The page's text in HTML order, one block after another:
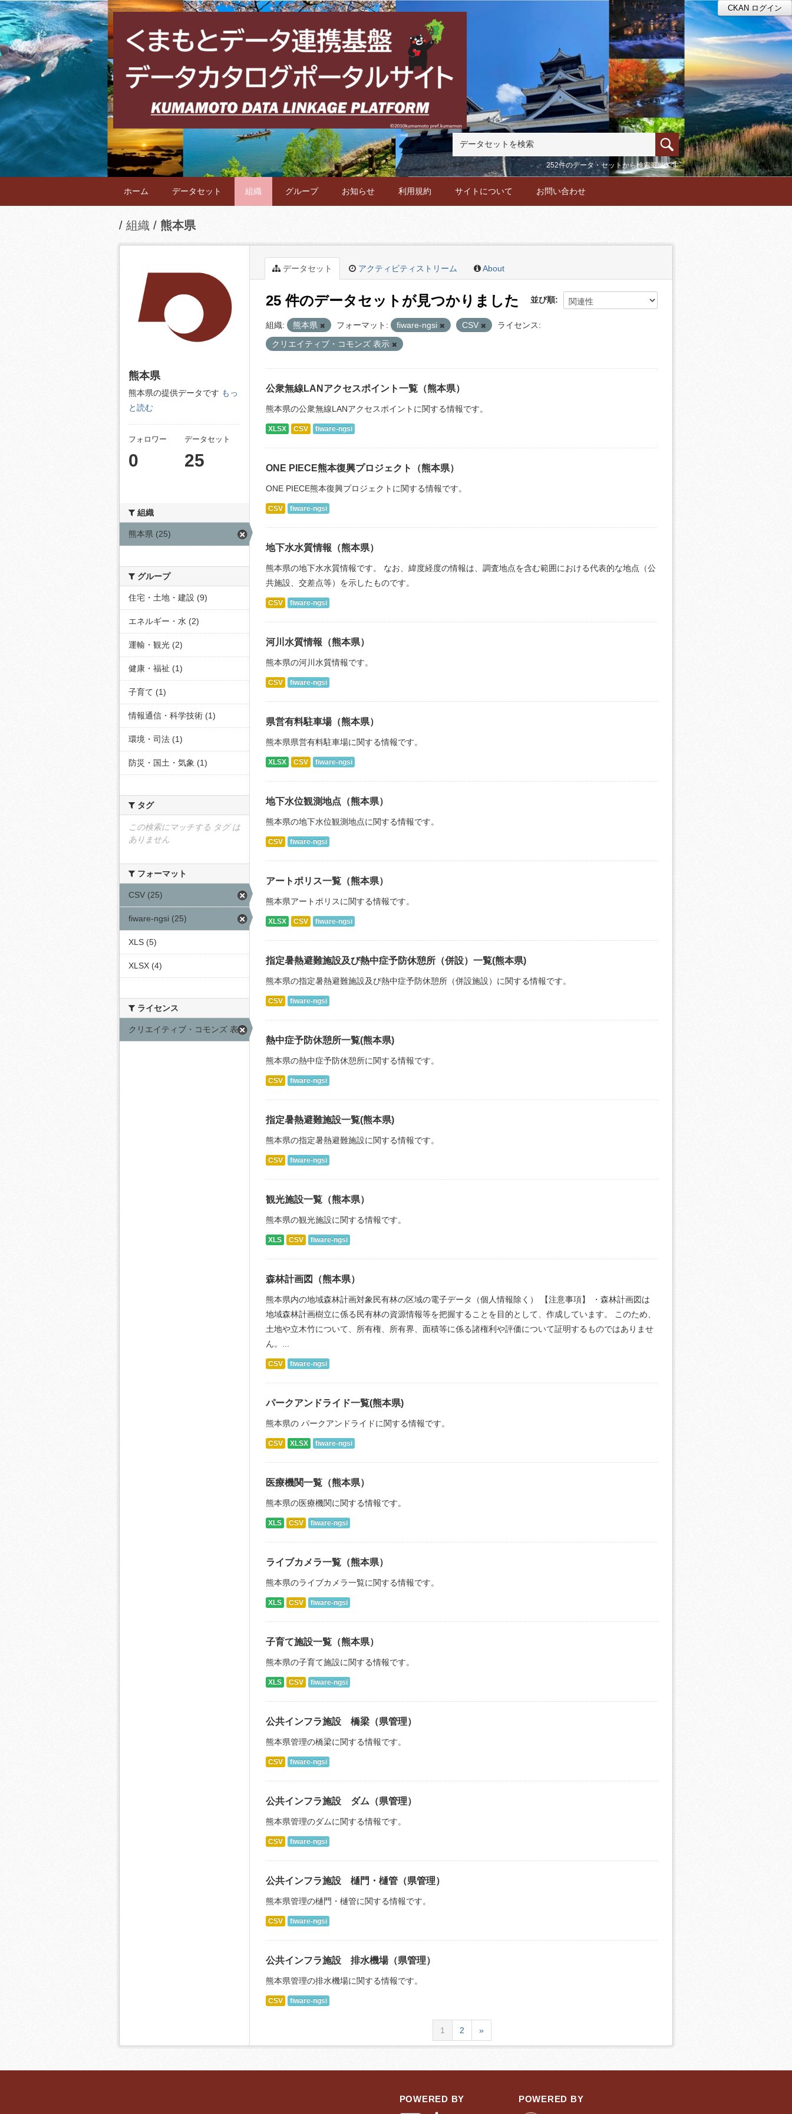
CKAN ログイン
252件のデータ・セットから検索可能です
ホーム データセット 組織 グループ お知らせ 利用規約 サイトについて お問い合わせ
組織 熊本県
データセット アクティビティストリーム About
並び順
25 件のデータセットが見つかりました
組織: 熊本県 フォーマット: fiware-ngsi CSV
ライセンス:
クリエイティブ・コモンズ 表示
公衆無線LANアクセスポイント一覧（熊本県）
熊本県の公衆無線LANアクセスポイントに関する情報です。
XLSX CSV fiware-ngsi
ONE PIECE熊本復興プロジェクト（熊本県）
ONE PIECE熊本復興プロジェクトに関する情報です。
CSV fiware-ngsi
地下水水質情報（熊本県）
熊本県の地下水水質情報です。 なお、緯度経度の情報は、調査地点を含む範囲における代表的な地点（公
共施設、交差点等）を示したものです。
CSV fiware-ngsi
河川水質情報（熊本県）
熊本県の河川水質情報です。
CSV fiware-ngsi
県営有料駐車場（熊本県）
熊本県県営有料駐車場に関する情報です。
XLSX CSV fiware-ngsi
地下水位観測地点（熊本県）
熊本県の地下水位観測地点に関する情報です。
CSV fiware-ngsi
アートポリス一覧（熊本県）
熊本県アートポリスに関する情報です。
XLSX CSV fiware-ngsi
指定暑熱避難施設及び熱中症予防休憩所（併設）一覧(熊本県)
熊本県の指定暑熱避難施設及び熱中症予防休憩所（併設施設）に関する情報です。
CSV fiware-ngsi
熱中症予防休憩所一覧(熊本県)
熊本県の熱中症予防休憩所に関する情報です。
CSV fiware-ngsi
指定暑熱避難施設一覧(熊本県)
熊本県の指定暑熱避難施設に関する情報です。
CSV fiware-ngsi
観光施設一覧（熊本県）
熊本県の観光施設に関する情報です。
XLS CSV fiware-ngsi
森林計画図（熊本県）
熊本県内の地域森林計画対象民有林の区域の電子データ（個人情報除く） 【注意事項】 ・森林計画図は
地域森林計画樹立に係る民有林の資源情報等を把握することを目的として、作成しています。 このため、
土地や立木竹について、所有権、所有界、面積等に係る諸権利や評価について証明するものではありませ
ん。...
CSV fiware-ngsi
パークアンドライド一覧(熊本県)
熊本県の パークアンドライドに関する情報です。
CSV XLSX fiware-ngsi
医療機関一覧（熊本県）
熊本県の医療機関に関する情報です。
XLS CSV fiware-ngsi
ライブカメラ一覧（熊本県）
熊本県のライブカメラ一覧に関する情報です。
XLS CSV fiware-ngsi
子育て施設一覧（熊本県）
熊本県の子育て施設に関する情報です。
XLS CSV fiware-ngsi
公共インフラ施設 橋梁（県管理）
熊本県管理の橋梁に関する情報です。
CSV fiware-ngsi
公共インフラ施設 ダム（県管理）
熊本県管理のダムに関する情報です。
CSV fiware-ngsi
公共インフラ施設 樋門・樋管（県管理）
熊本県管理の樋門・樋管に関する情報です。
CSV fiware-ngsi
公共インフラ施設 排水機場（県管理）
熊本県管理の排水機場に関する情報です。
CSV fiware-ngsi
1 2 »
熊本県
熊本県の提供データです もっ
と読む
フォロワー
0
データセット
25
組織
熊本県 (25)
グループ
住宅・土地・建設 (9)
エネルギー・水 (2)
運輸・観光 (2)
健康・福祉 (1)
子育て (1)
情報通信・科学技術 (1)
環境・司法 (1)
防災・国土・気象 (1)
タグ
この検索にマッチする タグ は
ありません
フォーマット
CSV (25)
fiware-ngsi (25)
XLS (5)
XLSX (4)
ライセンス
クリエイティブ・コモンズ 表示 (25)
POWERED BY POWERED BY